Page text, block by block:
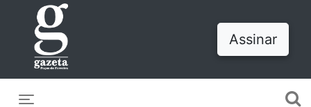
Assinar